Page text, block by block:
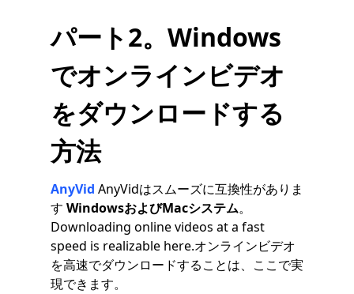
パート2。Windows
でオンラインビデオ
をダウンロードする
方法
AnyVid AnyVidはスムーズに互換性がありま
す WindowsおよびMacシステム。
Downloading online videos at a fast
speed is realizable here.オンラインビデオ
を高速でダウンロードすることは、ここで実
現できます。